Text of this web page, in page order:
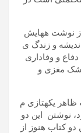
نوشت هھايش
و زندگ ی
دفاع و وفاداری
خشک مغزی و
ظاھر يکهتازی م
نوشتن اين دو
کتاب ھنوز از